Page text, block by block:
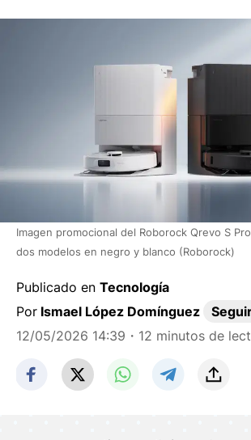
Imagen promocional del Roborock Qrevo S
dos modelos en negro y blanco (Roborock)
Publicado en Tecnología
Por Ismael López Domínguez
12/05/2026 14:39 ・12 minutos de